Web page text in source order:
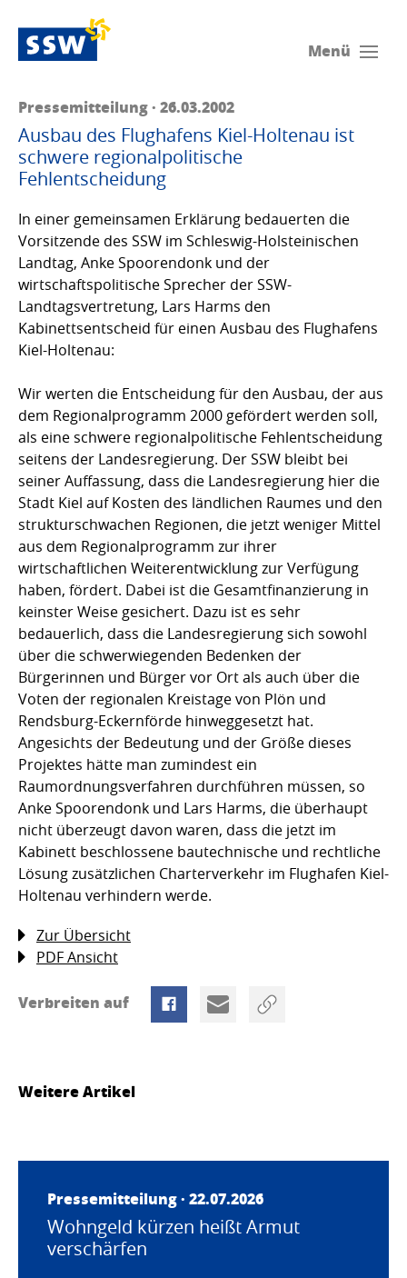
Menü
Pressemitteilung · 26.03.2002
Ausbau des Flughafens Kiel-Holtenau ist
schwere regionalpolitische
Fehlentscheidung
In einer gemeinsamen Erklärung bedauerten die
Vorsitzende des SSW im Schleswig-Holsteinischen
Landtag, Anke Spoorendonk und der
wirtschaftspolitische Sprecher der SSW-
Landtagsvertretung, Lars Harms den
Kabinettsentscheid für einen Ausbau des Flughafens
Kiel-Holtenau:
Wir werten die Entscheidung für den Ausbau, der aus
dem Regionalprogramm 2000 gefördert werden soll,
als eine schwere regionalpolitische Fehlentscheidung
seitens der Landesregierung. Der SSW bleibt bei
seiner Auffassung, dass die Landesregierung hier die
Stadt Kiel auf Kosten des ländlichen Raumes und den
strukturschwachen Regionen, die jetzt weniger Mittel
aus dem Regionalprogramm zur ihrer
wirtschaftlichen Weiterentwicklung zur Verfügung
haben, fördert. Dabei ist die Gesamtfinanzierung in
keinster Weise gesichert. Dazu ist es sehr
bedauerlich, dass die Landesregierung sich sowohl
über die schwerwiegenden Bedenken der
Bürgerinnen und Bürger vor Ort als auch über die
Voten der regionalen Kreistage von Plön und
Rendsburg-Eckernförde hinweggesetzt hat.
Angesichts der Bedeutung und der Größe dieses
Projektes hätte man zumindest ein
Raumordnungsverfahren durchführen müssen, so
Anke Spoorendonk und Lars Harms, die überhaupt
nicht überzeugt davon waren, dass die jetzt im
Kabinett beschlossene bautechnische und rechtliche
Lösung zusätzlichen Charterverkehr im Flughafen Kiel-
Holtenau verhindern werde.
Zur Übersicht
PDF Ansicht
Verbreiten auf
Weitere Artikel
Pressemitteilung · 22.07.2026
Wohngeld kürzen heißt Armut
verschärfen